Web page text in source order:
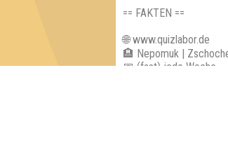
== FAKTEN ==
🌐 www.quizlabor.de
🏨 Nepomuk |
📅 (fast) jede Woche